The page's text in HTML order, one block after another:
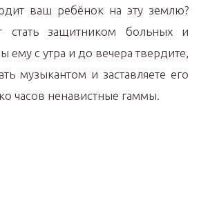
ваш ребёнок на эту землю?
стать защитником больных и
ему с утра и до вечера твердите,
музыкантом и заставляете его
часов ненавистные гаммы.